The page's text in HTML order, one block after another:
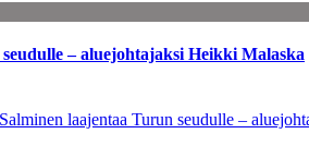
– aluejohtajaksi Heikki Malaska
laajentaa Turun seudulle –